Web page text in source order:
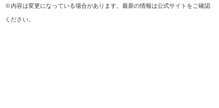
※内容は変更になっている場合があります。最新の情報は公式サイトをご確認
ください。